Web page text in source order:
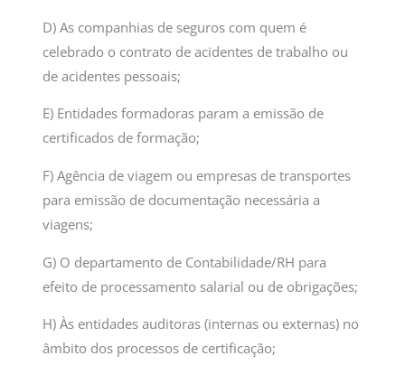
D) As companhias de seguros com quem é
celebrado o contrato de acidentes de trabalho ou
de acidentes pessoais;
E) Entidades formadoras param a emissão de
certificados de formação;
F) Agência de viagem ou empresas de transportes
para emissão de documentação necessária a
viagens;
G) O departamento de Contabilidade/RH para
efeito de processamento salarial ou de obrigações;
H) Às entidades auditoras (internas ou externas) no
âmbito dos processos de certificação;